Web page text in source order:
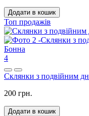
Додати в кошик
Топ продажів
4
Склянки з подвійним
200 грн.
Додати в кошик